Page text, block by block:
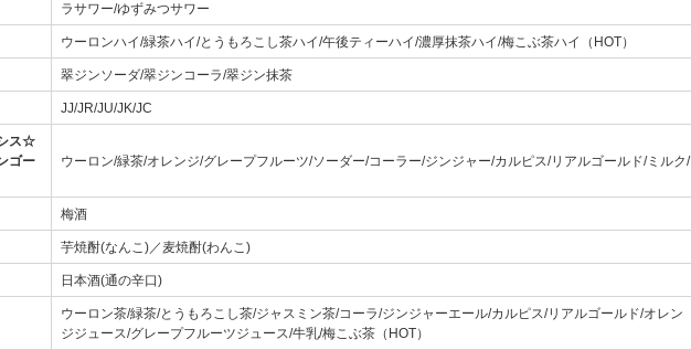
ラサワー/ゆずみつサワー
ウーロンハイ/緑茶ハイ/とうもろこし茶ハイ/午後ティーハイ/濃厚抹茶ハイ/梅こぶ茶ハイ（HOT）
翠ジンソーダ/翠ジンコーラ/翠ジン抹茶
JJ/JR/JU/JK/JC
ス☆
ゴー
ウーロン/緑茶/オレンジ/グレープフルーツ/ソーダー/コーラー/ジンジャー/カルピス/リアルゴールド/ミルク/
梅酒
芋焼酎(なんこ)／麦焼酎(わんこ)
日本酒(通の辛口)
ウーロン茶/緑茶/とうもろこし茶/ジャスミン茶/コーラ/ジンジャーエール/カルピス/リアルゴールド/オレン
ジジュース/グレープフルーツジュース/牛乳/梅こぶ茶（HOT）